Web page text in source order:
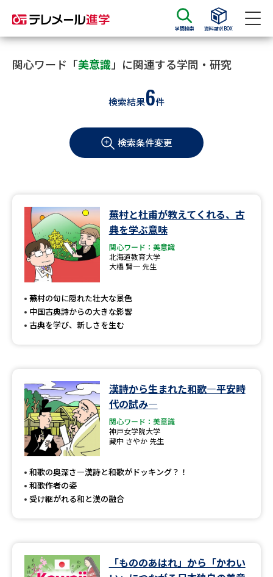
学問検索 資料請求BOX
資料請求 資料検索
大学・短大の資料種類から請求
学部・学科パンフ
過去問題集
大学・短大以外の資料から請求
専門学校の資料請求 大学院の資料請求
留学・進学関連、塾・予備校
高等学校（情報）教員資格認定
大学研究
大学で学べる内容や特徴を調べる
データサイエンス特集 奨学金・特待生制度特集
関心ワード「美意識」に関連する学問・研究
検索結果6件
検索条件変更
蕪村と杜甫が教えてくれる、古
典を学ぶ意味
関心ワード：美意識
北海道教育大学
大橋 賢一 先生
蕪村の句に隠れた壮大な景色
中国古典詩からの大きな影響
古典を学び、新しさを生む
漢詩から生まれた和歌―平安時
代の試み―
関心ワード：美意識
神戸女学院大学
藏中 さやか 先生
和歌の奥深さ―漢詩と和歌がドッキング？！
和歌作者の姿
受け継がれる和と漢の融合
「もののあはれ」から「かわい